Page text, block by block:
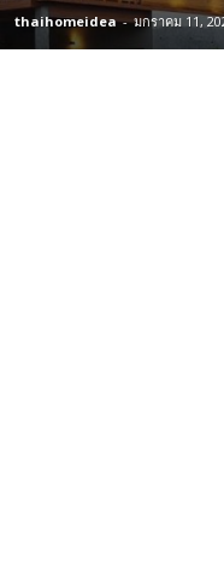
thaihomeidea - มกราคม 11,